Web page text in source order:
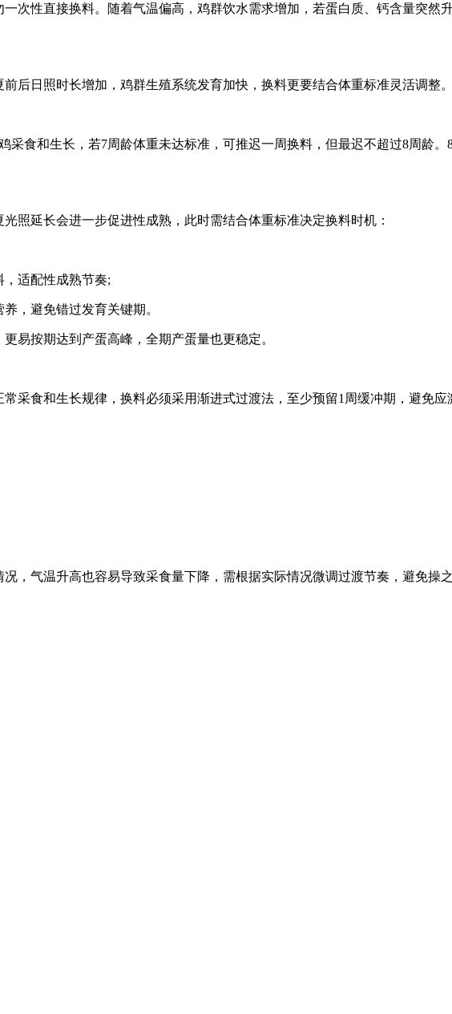
次性直接换料。随着气温偏高，鸡群饮水需求增加，若蛋白质、钙含量突然
后日照时长增加，鸡群生殖系统发育加快，换料更要结合体重标准灵活调整。
采食和生长，若7周龄体重未达标准，可推迟一周换料，但最迟不超过8周龄
照延长会进一步促进性成熟，此时需结合体重标准决定换料时机：
，适配性成熟节奏;
，避免错过发育关键期。
易按期达到产蛋高峰，全期产蛋量也更稳定。
采食和生长规律，换料必须采用渐进式过渡法，至少预留1周缓冲期，避免应
，气温升高也容易导致采食量下降，需根据实际情况微调过渡节奏，避免操之